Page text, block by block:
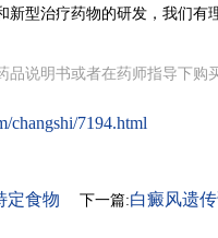
型治疗药物的研发，我们有
说明书或者在药师指导下购
changshi/7194.html
定食物
下一篇:白癜风遗